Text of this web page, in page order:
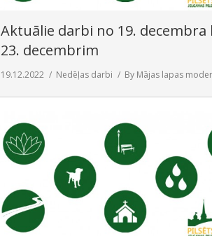
Aktuālie darbi no 19. decembra
23. decembrim
19.12.2022 Nedēļas darbi By Mājas lapas